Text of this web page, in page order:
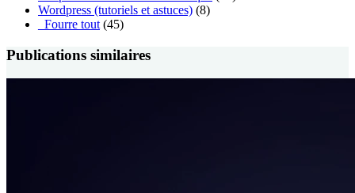
Wordpress (tutoriels et astuces) (8)
_Fourre tout (45)
Publications similaires